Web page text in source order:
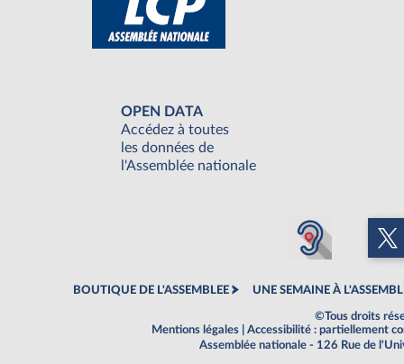
OPEN DATA
Accédez à toutes
les données de
l'Assemblée nationale
BOUTIQUE DE L'ASSEMBLEE UNE SEMAINE À
©Tous droits
Mentions légales
Accessibilité : partiellement
Assemblée nationale - 126 Rue de